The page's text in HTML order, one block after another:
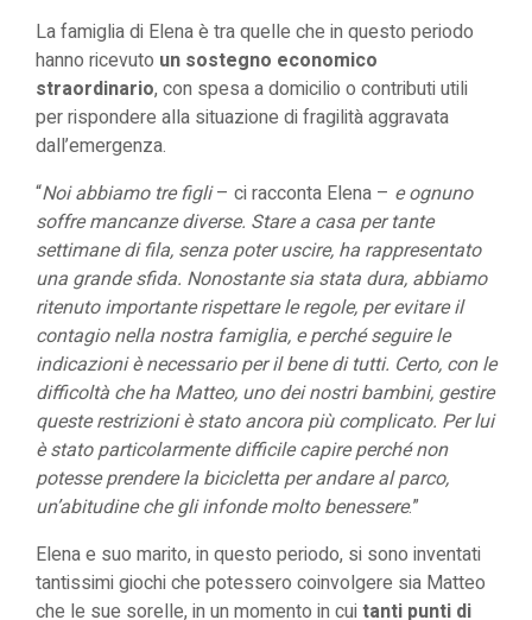
La famiglia di Elena è tra quelle che in questo periodo
hanno ricevuto un sostegno economico
straordinario, con spesa a domicilio o contributi utili
per rispondere alla situazione di fragilità aggravata
dall’emergenza.
“Noi abbiamo tre figli– ci racconta Elena – e ognuno
soffre mancanze diverse. Stare a casa per tante
settimane di fila, senza poter uscire, ha rappresentato
una grande sfida. Nonostante sia stata dura, abbiamo
ritenuto importante rispettare le regole, per evitare il
contagio nella nostra famiglia, e perché seguire le
indicazioni è necessario per il bene di tutti. Certo, con le
difficoltà che ha Matteo, uno dei nostri bambini, gestire
queste restrizioni è stato ancora più complicato. Per lui
è stato particolarmente difficile capire perché non
potesse prendere la bicicletta per andare al parco,
un’abitudine che gli infonde molto benessere.”
Elena e suo marito, in questo periodo, si sono inventati
tantissimi giochi che potessero coinvolgere sia Matteo
che le sue sorelle, in un momento in cui tanti punti di